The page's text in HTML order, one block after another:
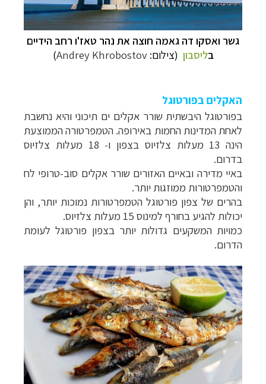
גשר ואסקו דה גאמה חוצה את נהר טאז'ו רחב הידיים
בליסבון (צילום:Andrey Khrobostov
)
האקלים בפורטוגל
בפורטוגל היבשתית שורר אקלים ים תיכוני והיא נחשבת
לאחת המדינות החמות באירופה. הטמפרטורה הממוצעת
הינה 13 מעלות צלזיוס בצפון ו- 18 מעלות צלזיוס
בדרום.
באיי מדירה ובאיים האזורים שורר אקלים סוב-טרופי לח
והטמפרטורות ממוזגות יותר.
בהרים של צפון פורטוגל הטמפרטורות נמוכות יותר, והן
יכולות להגיע בחורף למינוס 15 מעלות צלזיוס.
כמויות המשקעים גדולות יותר בצפון פורטוגל לעומת
הדרום.
תכנוןטיולים למדינות אירופה
תכנון טיולים לצפון אמריקה לחצו לרשימת היעדים »
קרוזים והפלגות נופשלחצו לרשימת היעדים »